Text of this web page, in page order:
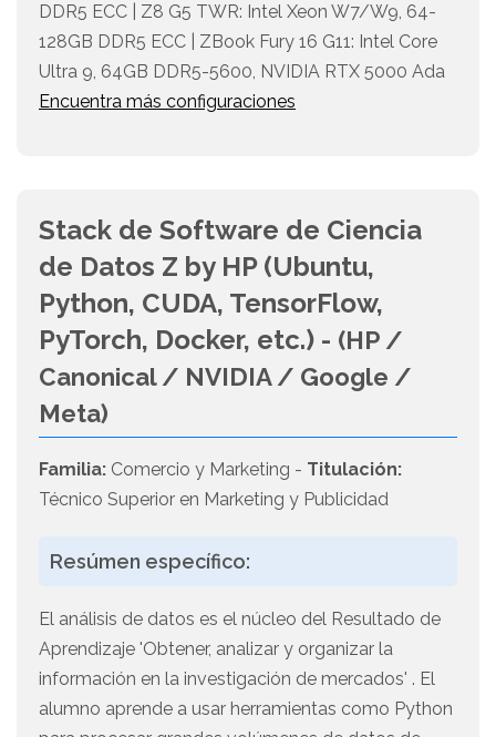
DDR5 ECC | Z8 G5 TWR: Intel Xeon W7/W9, 64-
128GB DDR5 ECC | ZBook Fury 16 G11: Intel Core
Ultra 9, 64GB DDR5-5600, NVIDIA RTX 5000 Ada
Encuentra más configuraciones
Stack de Software de Ciencia
de Datos Z by HP (Ubuntu,
Python, CUDA, TensorFlow,
PyTorch, Docker, etc.) - (HP /
Canonical / NVIDIA / Google /
Meta)
Familia: Comercio y Marketing - Titulación:
Técnico Superior en Marketing y Publicidad
Resúmen específico:
El análisis de datos es el núcleo del Resultado de
Aprendizaje 'Obtener, analizar y organizar la
información en la investigación de mercados' . El
alumno aprende a usar herramientas como Python